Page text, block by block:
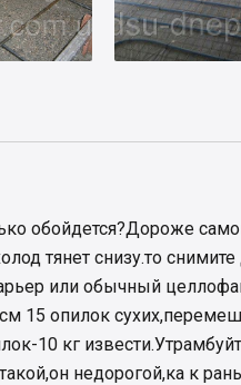
обойдется?Дороже
тянет снизу.то
или обычный
15 опилок
10 кг
недорогой,ка к